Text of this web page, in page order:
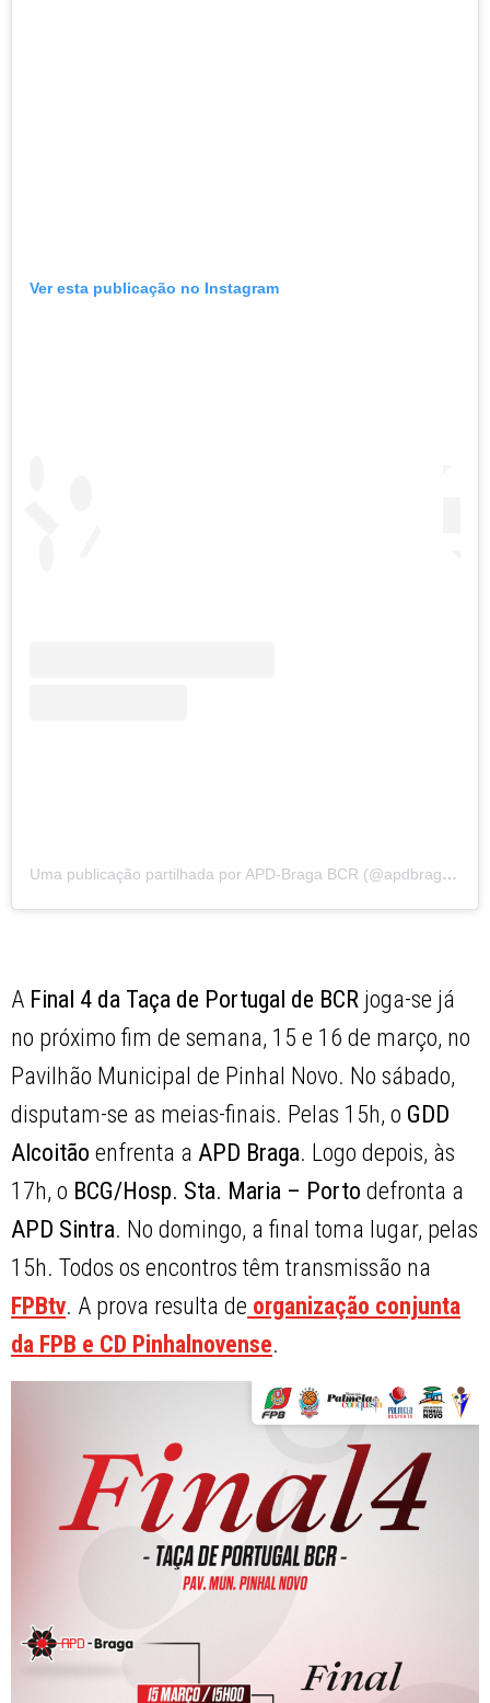
Ver esta publicação no Instagram
Uma publicação partilhada por APD-Braga BCR (@apdbragabcr)
A Final 4 da Taça de Portugal de BCR joga-se já
no próximo fim de semana, 15 e 16 de março, no
Pavilhão Municipal de Pinhal Novo. No sábado,
disputam-se as meias-finais. Pelas 15h, o GDD
Alcoitão enfrenta a APD Braga. Logo depois, às
17h, o BCG/Hosp. Sta. Maria – Porto defronta a
APD Sintra. No domingo, a final toma lugar, pelas
15h. Todos os encontros têm transmissão na
FPBtv. A prova resulta de organização conjunta
da FPB e CD Pinhalnovense.